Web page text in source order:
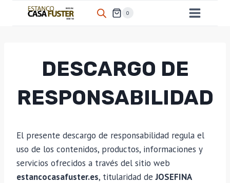
0
DESCARGO DE
RESPONSABILIDAD
El presente descargo de responsabilidad regula el
uso de los contenidos, productos, informaciones y
servicios ofrecidos a través del sitio web
estancocasafuster.es, titularidad deJOSEFINA